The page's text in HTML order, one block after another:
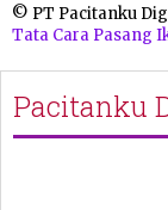
© PT Pacitanku
Tata Cara Pasang
Pacitanku